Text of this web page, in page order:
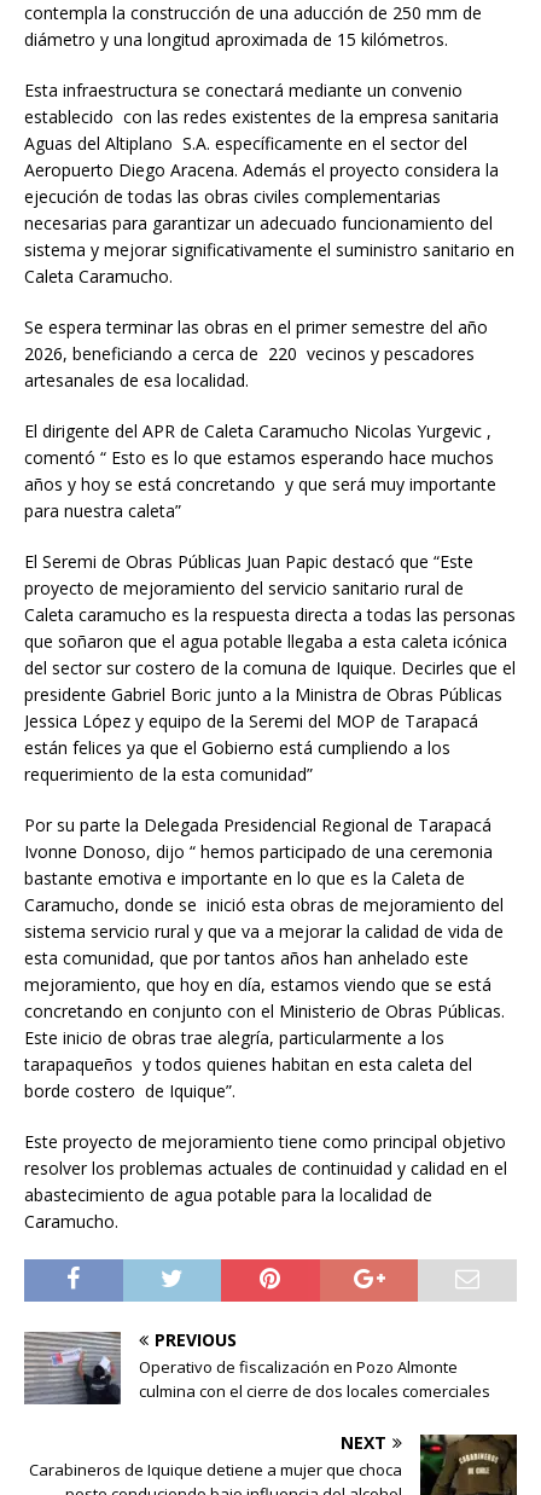
contempla la construcción de una aducción de 250 mm de
diámetro y una longitud aproximada de 15 kilómetros.
Esta infraestructura se conectará mediante un convenio
establecido con las redes existentes de la empresa sanitaria
Aguas del Altiplano S.A. específicamente en el sector del
Aeropuerto Diego Aracena. Además el proyecto considera la
ejecución de todas las obras civiles complementarias
necesarias para garantizar un adecuado funcionamiento del
sistema y mejorar significativamente el suministro sanitario en
Caleta Caramucho.
Se espera terminar las obras en el primer semestre del año
2026, beneficiando a cerca de 220 vecinos y pescadores
artesanales de esa localidad.
El dirigente del APR de Caleta Caramucho Nicolas Yurgevic ,
comentó “ Esto es lo que estamos esperando hace muchos
años y hoy se está concretando y que será muy importante
para nuestra caleta”
El Seremi de Obras Públicas Juan Papic destacó que “Este
proyecto de mejoramiento del servicio sanitario rural de
Caleta caramucho es la respuesta directa a todas las personas
que soñaron que el agua potable llegaba a esta caleta icónica
del sector sur costero de la comuna de Iquique. Decirles que el
presidente Gabriel Boric junto a la Ministra de Obras Públicas
Jessica López y equipo de la Seremi del MOP de Tarapacá
están felices ya que el Gobierno está cumpliendo a los
requerimiento de la esta comunidad”
Por su parte la Delegada Presidencial Regional de Tarapacá
Ivonne Donoso, dijo “ hemos participado de una ceremonia
bastante emotiva e importante en lo que es la Caleta de
Caramucho, donde se inició esta obras de mejoramiento del
sistema servicio rural y que va a mejorar la calidad de vida de
esta comunidad, que por tantos años han anhelado este
mejoramiento, que hoy en día, estamos viendo que se está
concretando en conjunto con el Ministerio de Obras Públicas.
Este inicio de obras trae alegría, particularmente a los
tarapaqueños y todos quienes habitan en esta caleta del
borde costero de Iquique”.
Este proyecto de mejoramiento tiene como principal objetivo
resolver los problemas actuales de continuidad y calidad en el
abastecimiento de agua potable para la localidad de
Caramucho.
PREVIOUS
Operativo de fiscalización en Pozo Almonte
culmina con el cierre de dos locales comerciales
NEXT
Carabineros de Iquique detiene a mujer que choca